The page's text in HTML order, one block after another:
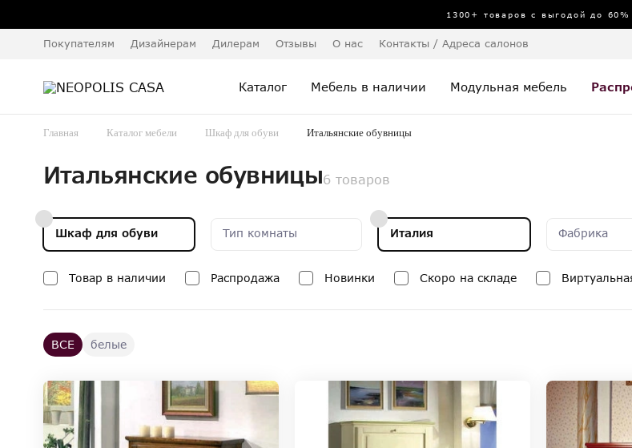
1300+ товаров с выгодой до 60%
Покупателям Дизайнерам Дилерам Отзывы О нас Контакты / Адреса салонов
Каталог Мебель в наличии Модульная мебель
Главная Каталог мебели Шкаф для обуви Итальянские обувницы
Итальянские обувницы6 товаров
Шкаф для обуви Тип комнаты Италия Фабрика
Товар в наличии Распродажа Новинки Скоро на складе
ВСЕ белые